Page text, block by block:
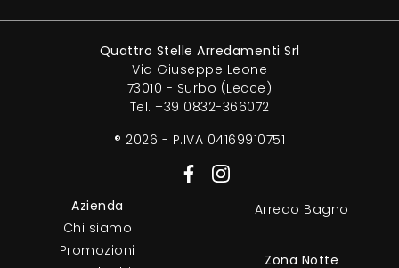
Quattro Stelle Arredamenti Srl
Via Giuseppe Leone
73010 - Surbo (Lecce)
Tel. +39 0832-366072
® 2026 - P.IVA 04169910751
Azienda
Chi siamo
Promozioni
Arredo Bagno
Zona Notte